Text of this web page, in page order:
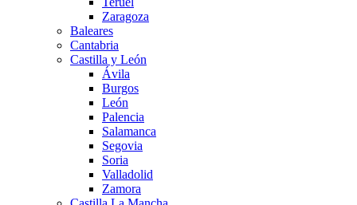
Zaragoza
Baleares
Cantabria
Castilla y León
Ávila
Burgos
León
Palencia
Salamanca
Segovia
Soria
Valladolid
Zamora